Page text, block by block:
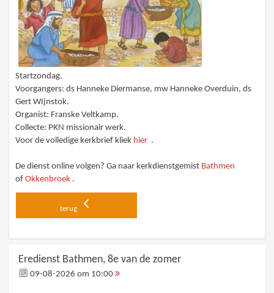
Startzondag.
Voorgangers: ds Hanneke Diermanse, mw Hanneke Overduin, ds
Gert WIjnstok.
Organist: Franske Veltkamp.
Collecte: PKN missionair werk.
Voor de volledige kerkbrief kliek hier .
De dienst online volgen? Ga naar kerkdienstgemist Bathmen
ofOkkenbroek .
terug
Eredienst Bathmen, 8e van de zomer
09-08-2026 om 10:00